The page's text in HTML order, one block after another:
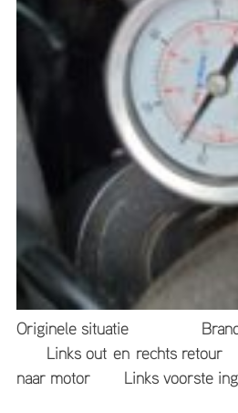
Originele situatie
Links out en rechts
naar motor Links voorste